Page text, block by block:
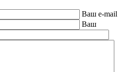
Ваш e-mail
Ваш